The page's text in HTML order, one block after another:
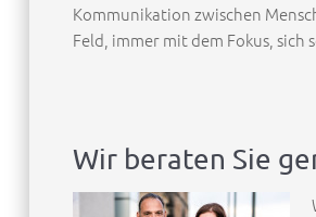
Kommunikation zwischen
Feld, immer mit dem Fokus,
Wir beraten Sie